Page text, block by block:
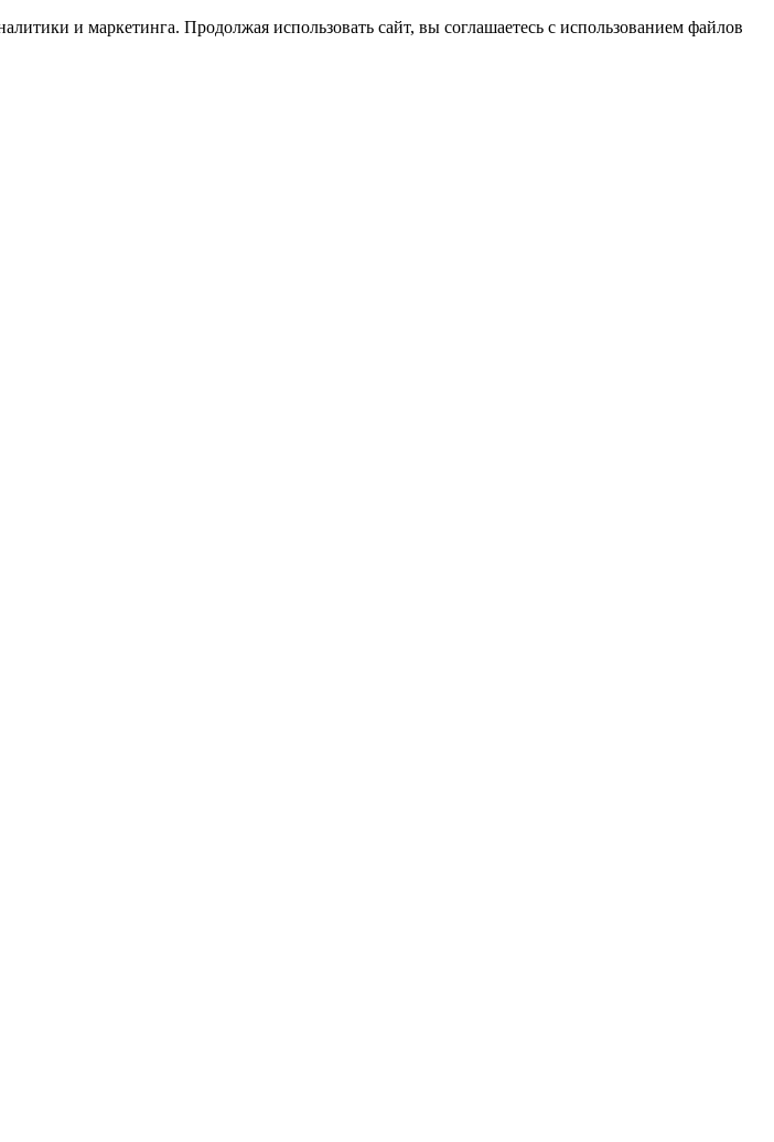
и маркетинга. Продолжая использовать сайт, вы соглашаетесь с использованием файлов